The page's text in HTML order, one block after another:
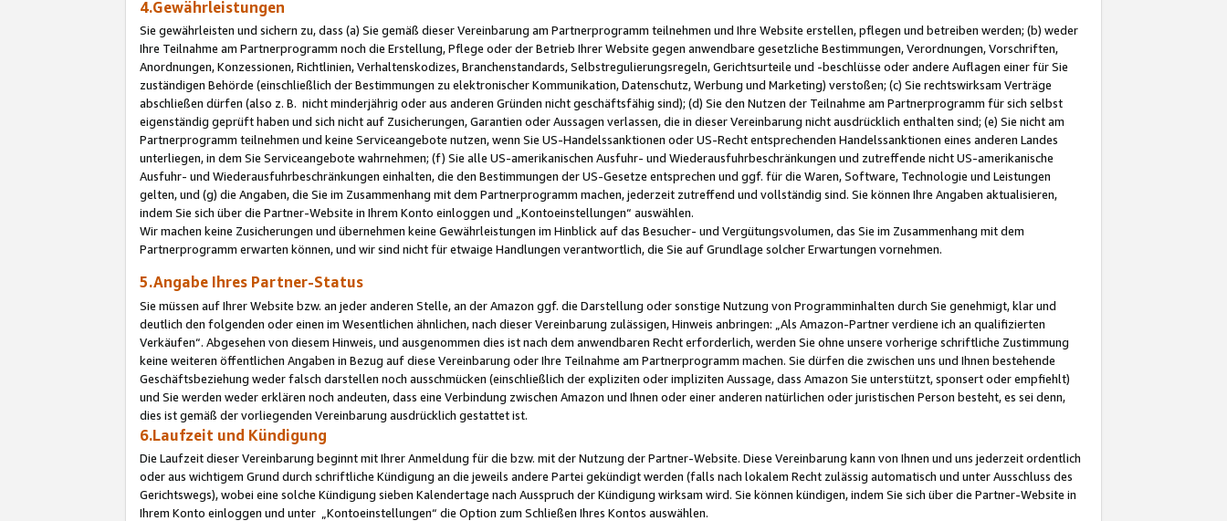
4.Gewährleistungen
Sie gewährleisten und sichern zu, dass (a) Sie gemäß dieser Vereinbarung am Partnerprogramm teilnehmen und Ihre Website erstellen, pflegen und betreiben werden; (b) weder
Ihre Teilnahme am Partnerprogramm noch die Erstellung, Pflege oder der Betrieb Ihrer Website gegen anwendbare gesetzliche Bestimmungen, Verordnungen, Vorschriften,
Anordnungen, Konzessionen, Richtlinien, Verhaltenskodizes, Branchenstandards, Selbstregulierungsregeln, Gerichtsurteile und -beschlüsse oder andere Auflagen einer für Sie
zuständigen Behörde (einschließlich der Bestimmungen zu elektronischer Kommunikation, Datenschutz, Werbung und Marketing) verstoßen; (c) Sie rechtswirksam Verträge
abschließen dürfen (also z. B. nicht minderjährig oder aus anderen Gründen nicht geschäftsfähig sind); (d) Sie den Nutzen der Teilnahme am Partnerprogramm für sich selbst
eigenständig geprüft haben und sich nicht auf Zusicherungen, Garantien oder Aussagen verlassen, die in dieser Vereinbarung nicht ausdrücklich enthalten sind; (e) Sie nicht am
Partnerprogramm teilnehmen und keine Serviceangebote nutzen, wenn Sie US-Handelssanktionen oder US-Recht entsprechenden Handelssanktionen eines anderen Landes
unterliegen, in dem Sie Serviceangebote wahrnehmen; (f) Sie alle US-amerikanischen Ausfuhr- und Wiederausfuhrbeschränkungen und zutreffende nicht US-amerikanische
Ausfuhr- und Wiederausfuhrbeschränkungen einhalten, die den Bestimmungen der US-Gesetze entsprechen und ggf. für die Waren, Software, Technologie und Leistungen
gelten, und (g) die Angaben, die Sie im Zusammenhang mit dem Partnerprogramm machen, jederzeit zutreffend und vollständig sind. Sie können Ihre Angaben aktualisieren,
indem Sie sich über die Partner-Website in Ihrem Konto einloggen und „Kontoeinstellungen“ auswählen.
Wir machen keine Zusicherungen und übernehmen keine Gewährleistungen im Hinblick auf das Besucher- und Vergütungsvolumen, das Sie im Zusammenhang mit dem
Partnerprogramm erwarten können, und wir sind nicht für etwaige Handlungen verantwortlich, die Sie auf Grundlage solcher Erwartungen vornehmen.
5.Angabe Ihres Partner-Status
Sie müssen auf Ihrer Website bzw. an jeder anderen Stelle, an der Amazon ggf. die Darstellung oder sonstige Nutzung von Programminhalten durch Sie genehmigt, klar und
deutlich den folgenden oder einen im Wesentlichen ähnlichen, nach dieser Vereinbarung zulässigen, Hinweis anbringen: „Als Amazon-Partner verdiene ich an qualifizierten
Verkäufen“. Abgesehen von diesem Hinweis, und ausgenommen dies ist nach dem anwendbaren Recht erforderlich, werden Sie ohne unsere vorherige schriftliche Zustimmung
keine weiteren öffentlichen Angaben in Bezug auf diese Vereinbarung oder Ihre Teilnahme am Partnerprogramm machen. Sie dürfen die zwischen uns und Ihnen bestehende
Geschäftsbeziehung weder falsch darstellen noch ausschmücken (einschließlich der expliziten oder impliziten Aussage, dass Amazon Sie unterstützt, sponsert oder empfiehlt)
und Sie werden weder erklären noch andeuten, dass eine Verbindung zwischen Amazon und Ihnen oder einer anderen natürlichen oder juristischen Person besteht, es sei denn,
dies ist gemäß der vorliegenden Vereinbarung ausdrücklich gestattet ist.
6.Laufzeit und Kündigung
Die Laufzeit dieser Vereinbarung beginnt mit Ihrer Anmeldung für die bzw. mit der Nutzung der Partner-Website. Diese Vereinbarung kann von Ihnen und uns jederzeit ordentlich
oder aus wichtigem Grund durch schriftliche Kündigung an die jeweils andere Partei gekündigt werden (falls nach lokalem Recht zulässig automatisch und unter Ausschluss des
Gerichtswegs), wobei eine solche Kündigung sieben Kalendertage nach Ausspruch der Kündigung wirksam wird. Sie können kündigen, indem Sie sich über die Partner-Website in
Ihrem Konto einloggen und unter „Kontoeinstellungen“ die Option zum Schließen Ihres Kontos auswählen.